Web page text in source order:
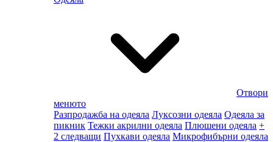
Отвори
менюто
Разпродажба на одеяла Луксозни одеяла Одеяла за
пикник Тежки акрилни одеяла Плюшени одеяла +
2 следващи Пухкави одеяла Микрофибърни одеяла